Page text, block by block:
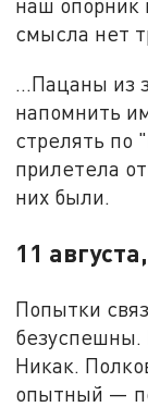
наш опорник
смысла нет
...Пацаны из
напомнить
стрелять по
прилетела
них были.
11
Попытки
безуспешны.
Никак.
опытный —